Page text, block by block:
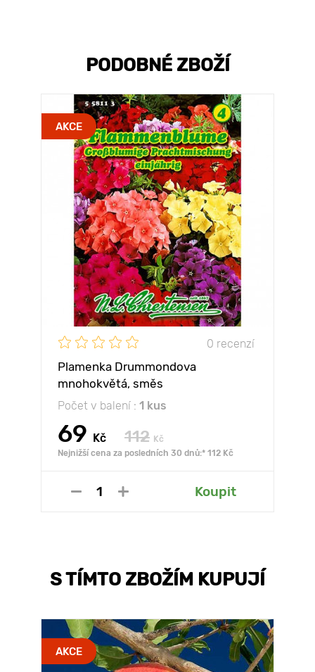
PODOBNÉ ZBOŽÍ
AKCE
0 recenzí
Plamenka Drummondova
mnohokvětá, směs
Počet v balení : 1 kus
69 Kč 112 Kč
Nejnižší cena za posledních 30 dnů:* 112 Kč
Koupit
S TÍMTO ZBOŽÍM KUPUJÍ
AKCE